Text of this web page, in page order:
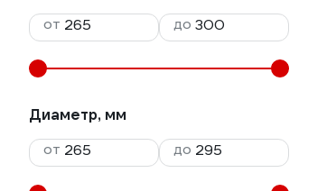
от
до
Диаметр, мм
от
до